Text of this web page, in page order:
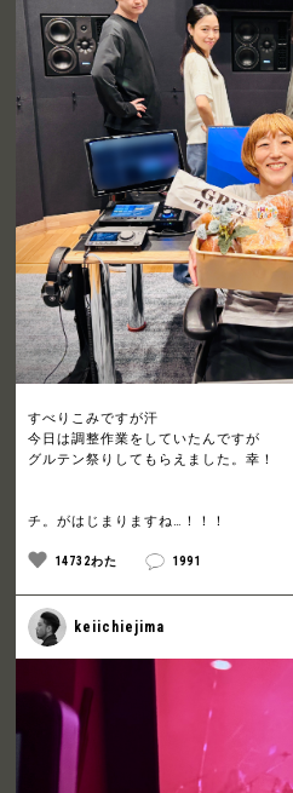
すべりこみですが汗
今日は調整作業をしていたんですが
グルテン祭りしてもらえました。幸！
チ。がはじまりますね…！！！
14732わた 1991
keiichiejima